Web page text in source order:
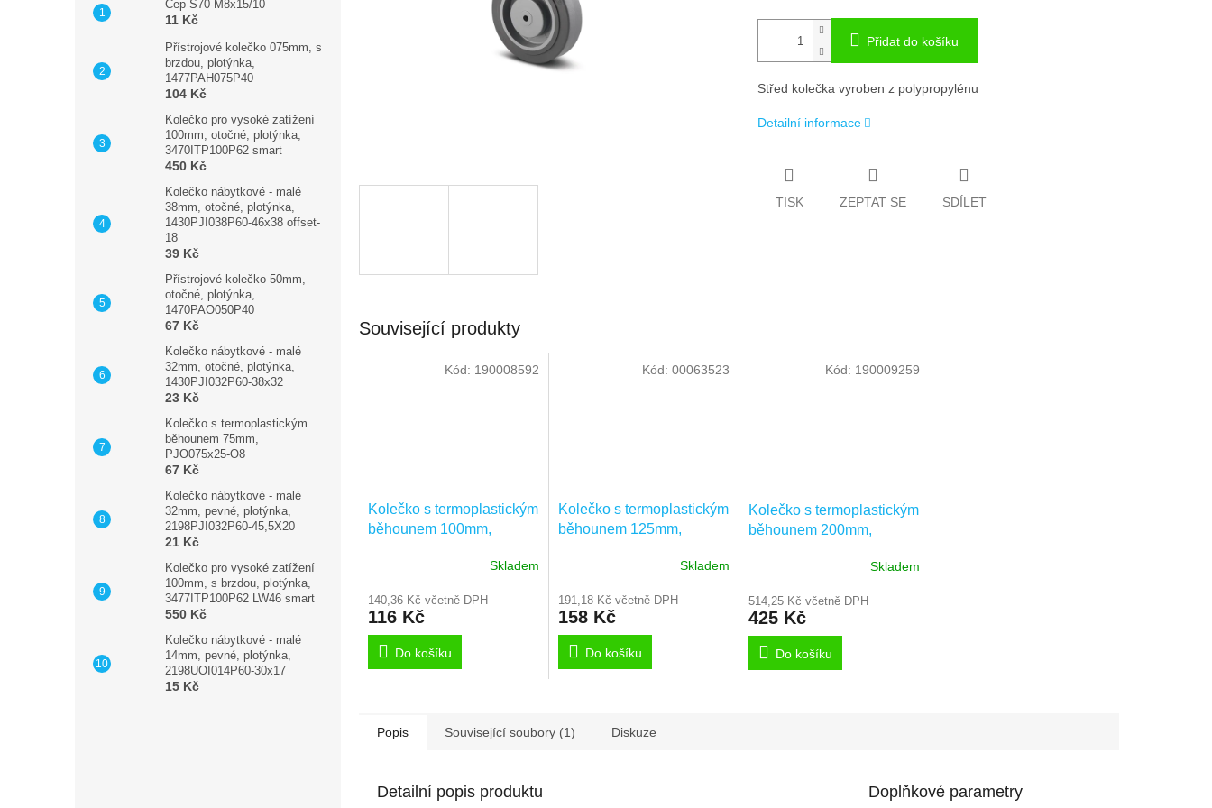
Čep S70-M8x15/10
11 Kč
Přístrojové kolečko 075mm, s
brzdou, plotýnka,
1477PAH075P40
104 Kč
Kolečko pro vysoké zatížení
100mm, otočné, plotýnka,
3470ITP100P62 smart
450 Kč
Kolečko nábytkové - malé
38mm, otočné, plotýnka,
1430PJI038P60-46x38 offset-
18
39 Kč
Přístrojové kolečko 50mm,
otočné, plotýnka,
1470PAO050P40
67 Kč
Kolečko nábytkové - malé
32mm, otočné, plotýnka,
1430PJI032P60-38x32
23 Kč
Kolečko s termoplastickým
běhounem 75mm,
PJO075x25-O8
67 Kč
Kolečko nábytkové - malé
32mm, pevné, plotýnka,
2198PJI032P60-45,5X20
21 Kč
Kolečko pro vysoké zatížení
100mm, s brzdou, plotýnka,
3477ITP100P62 LW46 smart
550 Kč
Kolečko nábytkové - malé
14mm, pevné, plotýnka,
2198UOI014P60-30x17
15 Kč
Přidat do košíku
Střed kolečka vyroben z polypropylénu
Detailní informace
TISK ZEPTAT SE SDÍLET
Související produkty
Kolečko s termoplastickým
běhounem 100mm,
Skladem
140,36 Kč včetně DPH
116 Kč
Do košíku
Kód: 190008592
Kolečko s termoplastickým
běhounem 125mm,
smart, šedá supratechSkladem
191,18 Kč včetně DPH
158 Kč
Do košíku
Kód: 00063523
Kolečko s termoplastickým
běhounem 200mm,
Skladem
514,25 Kč včetně DPH
425 Kč
Do košíku
Kód: 190009259
Popis Související soubory (1) Diskuze
Detailní popis produktu Doplňkové parametry